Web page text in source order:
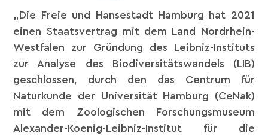
„Die Freie und Hansestadt Hamburg hat 2021
einen Staatsvertrag mit dem Land Nordrhein-
Westfalen zur Gründung des Leibniz-Instituts
zur Analyse des Biodiversitätswandels (LIB)
geschlossen, durch den das Centrum für
Naturkunde der Universität Hamburg (CeNak)
mit dem Zoologischen Forschungsmuseum
Alexander-Koenig-Leibniz-Institut für die